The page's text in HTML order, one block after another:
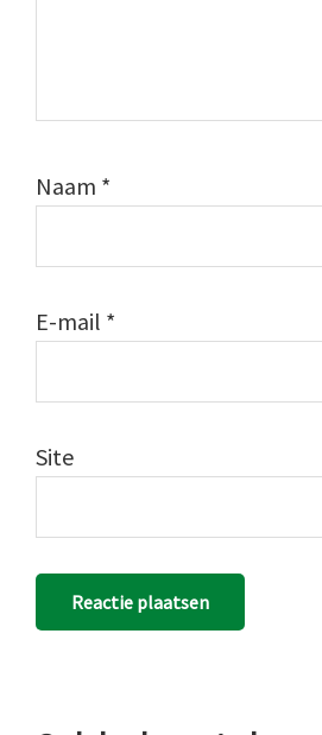
Naam *
E-mail *
Site